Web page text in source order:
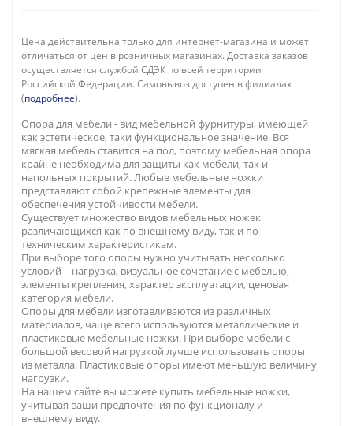
Цена действительна только для интернет-магазина и может
отличаться от цен в розничных магазинах. Доставка заказов
осуществляется службой СДЭК по всей территории
Российской Федерации. Самовывоз доступен в филиалах
(подробнее).
Опора для мебели - вид мебельной фурнитуры, имеющей
как эстетическое, таки функциональное значение. Вся
мягкая мебель ставится на пол, поэтому мебельная опора
крайне необходима для защиты как мебели, так и
напольных покрытий. Любые мебельные ножки
представляют собой крепежные элементы для
обеспечения устойчивости мебели.
Существует множество видов мебельных ножек
различающихся как по внешнему виду, так и по
техническим характеристикам.
При выборе того опоры нужно учитывать несколько
условий – нагрузка, визуальное сочетание с мебелью,
элементы крепления, характер эксплуатации, ценовая
категория мебели.
Опоры для мебели изготавливаются из различных
материалов, чаще всего используются металлические и
пластиковые мебельные ножки. При выборе мебели с
большой весовой нагрузкой лучше использовать опоры
из металла. Пластиковые опоры имеют меньшую величину
нагрузки.
На нашем сайте вы можете купить мебельные ножки,
учитывая ваши предпочтения по функционалу и
внешнему виду.